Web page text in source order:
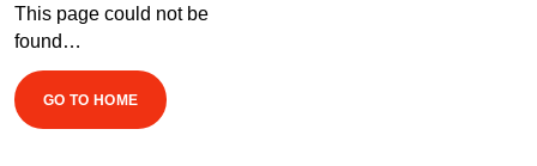
This page could not be
found…
GO TO HOME